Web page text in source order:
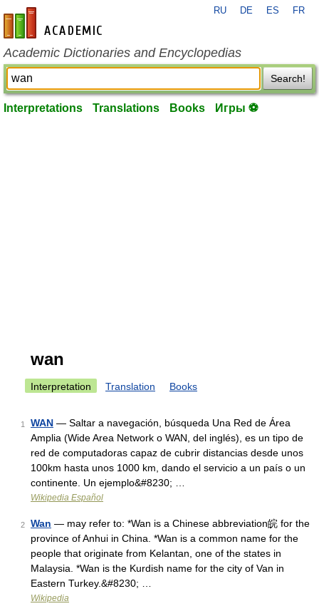
en-academic.com
RU DE ES FR
Academic Dictionaries and Encyclopedias
Search!
Interpretations Translations Books Игры ⚽
wan
Interpretation Translation Books
1 WAN — Saltar a navegación, búsqueda Una Red de Área
Amplia (Wide Area Network o WAN, del inglés), es un tipo de
red de computadoras capaz de cubrir distancias desde unos
100km hasta unos 1000 km, dando el servicio a un país o un
continente. Un ejemplo&#8230; …
Wikipedia Español
2 Wan — may refer to: *Wan is a Chinese abbreviation皖 for the
province of Anhui in China. *Wan is a common name for the
people that originate from Kelantan, one of the states in
Malaysia. *Wan is the Kurdish name for the city of Van in
Eastern Turkey.&#8230; …
Wikipedia